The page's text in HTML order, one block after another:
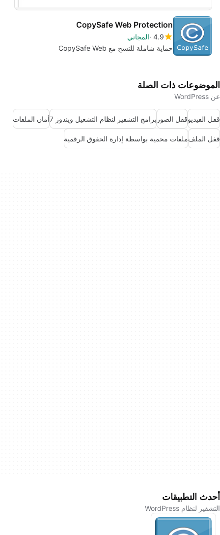
CopySafe Web Protection
4.9 المجاني
حماية شاملة للنسخ مع CopySafe Web
الموضوعات ذات الصلة
عن WordPress
قفل الفيديوقفل الصور برامج التشفير لنظام التشغيل ويندوز 7 أمان الملفات
قفل الملفملفات محمية بواسطة إدارة الحقوق الرقمية
أحدث التطبيقات
التشفير لنظام WordPress